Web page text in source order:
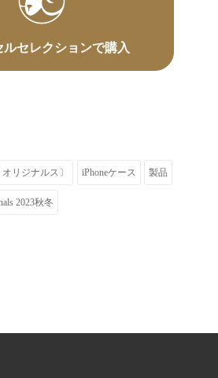
ルセレクションで購入
リジナルス〕 iPhoneケース 製品
2023秋冬